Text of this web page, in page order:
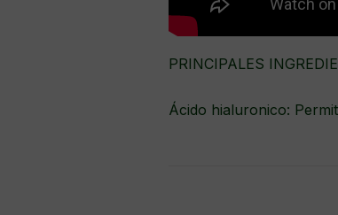
PRINCIPALES
Ácido hialuronico: